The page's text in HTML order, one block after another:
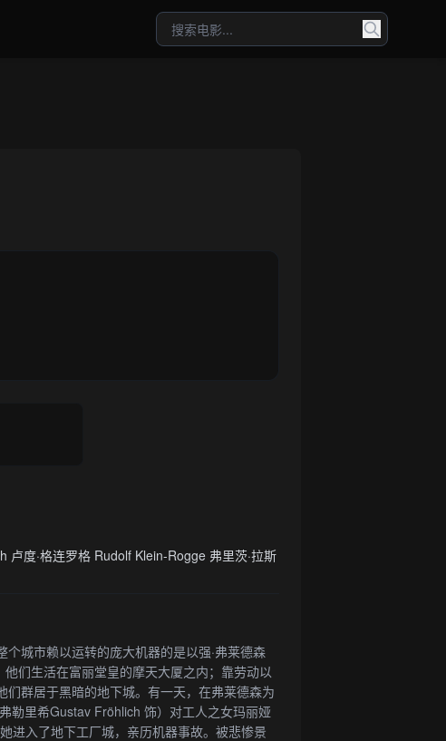
度·格连罗格 Rudolf Klein-Rogge 弗里茨·拉斯
城市赖以运转的庞大机器的是以强·弗莱德森
他们生活在富丽堂皇的摩天大厦之内；靠劳动以
群居于黑暗的地下城。有一天，在弗莱德森为
勒里希Gustav Fröhlich 饰）对工人之女玛丽娅
进入了地下工厂城，亲历机器事故。被悲惨景